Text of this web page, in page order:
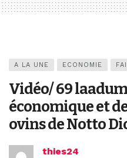
A LA UNE ECONOMIE
Vidéo/ 69
économique et
ovins de Notto
thies24